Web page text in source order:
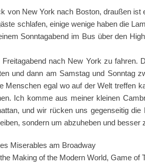
von New York nach Boston, draußen ist
schlafen, einige wenige haben die
Sonntagabend im Bus über den
nach New York zu fahren.
und dann am Samstag und Sonntag
Menschen egal wo auf der Welt treffen
Ich komme aus meiner kleinen
und wir rücken uns gegenseitig
sondern um abzuheben und besser
Miserables am Broadway
Making of the Modern World, Game of